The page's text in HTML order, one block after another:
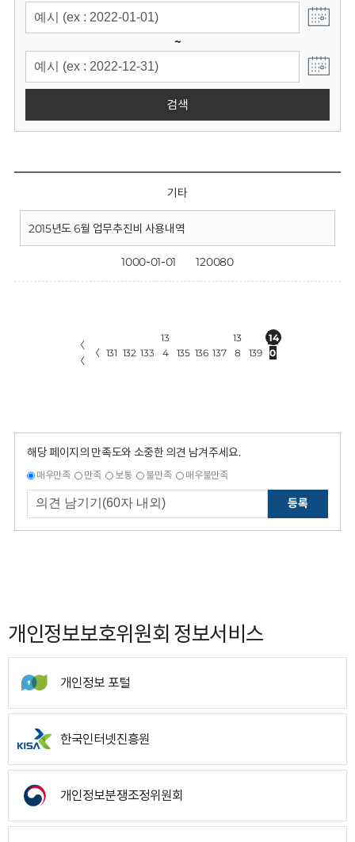
~
검색
기타
2015년도 6월 업무추진비 사용내역
1000-01-01 120080
〈
〈
〈 131 132 133
13
4
135 136 137
13
8
139
14
0
해당 페이지의 만족도와 소중한 의견 남겨주세요.
매우만족 만족 보통 불만족 매우불만족
등록
개인정보보호위원회 정보서비스
개인정보 포털
한국인터넷진흥원
개인정보분쟁조정위원회